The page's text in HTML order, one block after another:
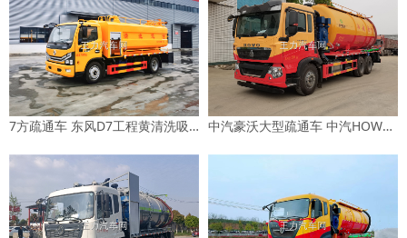
7方疏通车 东风D7工程黄清洗吸污车图片 中汽豪沃大型疏通车 中汽HOWO18方清洗吸污车图片